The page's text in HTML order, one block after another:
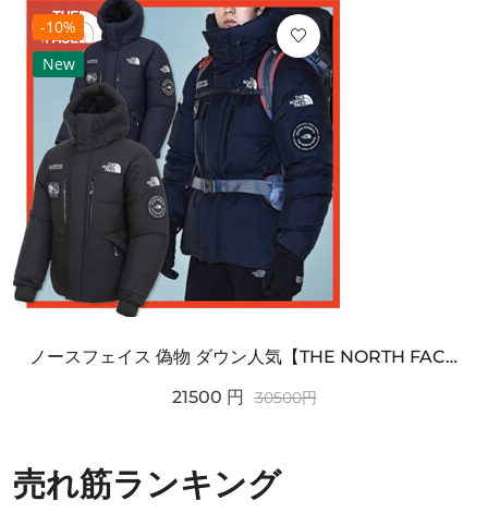
-10%
New
ノースフェイス 偽物 ダウン人気【THE NORTH FACE】M'S 7 SUMMIT HIM...
21500 円 30500円
売れ筋ランキング